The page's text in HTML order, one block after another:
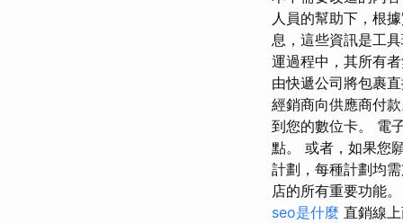
人員的幫助下，根
息，這些資訊是工
運過程中，其所有
由快遞公司將包裹
經銷商向供應商付
到您的數位卡。 電
點。 或者，如果您
計劃，每種計劃均
店的所有重要功能
seo是什麼 直銷線